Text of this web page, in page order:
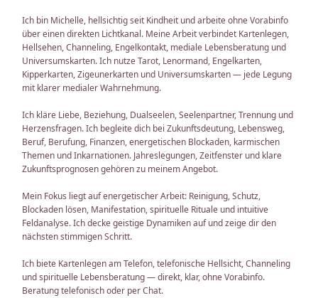
Ich bin Michelle, hellsichtig seit Kindheit und arbeite ohne Vorabinfo
über einen direkten Lichtkanal. Meine Arbeit verbindet Kartenlegen,
Hellsehen, Channeling, Engelkontakt, mediale Lebensberatung und
Universumskarten. Ich nutze Tarot, Lenormand, Engelkarten,
Kipperkarten, Zigeunerkarten und Universumskarten — jede Legung
mit klarer medialer Wahrnehmung.
Ich kläre Liebe, Beziehung, Dualseelen, Seelenpartner, Trennung und
Herzensfragen. Ich begleite dich bei Zukunftsdeutung, Lebensweg,
Beruf, Berufung, Finanzen, energetischen Blockaden, karmischen
Themen und Inkarnationen. Jahreslegungen, Zeitfenster und klare
Zukunftsprognosen gehören zu meinem Angebot.
Mein Fokus liegt auf energetischer Arbeit: Reinigung, Schutz,
Blockaden lösen, Manifestation, spirituelle Rituale und intuitive
Feldanalyse. Ich decke geistige Dynamiken auf und zeige dir den
nächsten stimmigen Schritt.
Ich biete Kartenlegen am Telefon, telefonische Hellsicht, Channeling
und spirituelle Lebensberatung — direkt, klar, ohne Vorabinfo.
Beratung telefonisch oder per Chat.